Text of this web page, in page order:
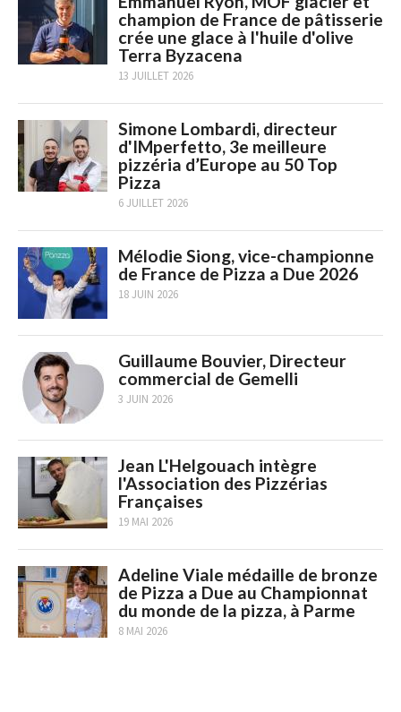
champion de France de pâtisserie
crée une glace à l'huile d'olive
Terra Byzacena
13 JUILLET 2026
Simone Lombardi, directeur
d'IMperfetto, 3e meilleure
pizzéria d’Europe au 50 Top
Pizza
6 JUILLET 2026
Mélodie Siong, vice-championne
de France de Pizza a Due 2026
18 JUIN 2026
Guillaume Bouvier, Directeur
commercial de Gemelli
3 JUIN 2026
Jean L'Helgouach intègre
l'Association des Pizzérias
Françaises
19 MAI 2026
Adeline Viale médaille de bronze
de Pizza a Due au Championnat
du monde de la pizza, à Parme
8 MAI 2026